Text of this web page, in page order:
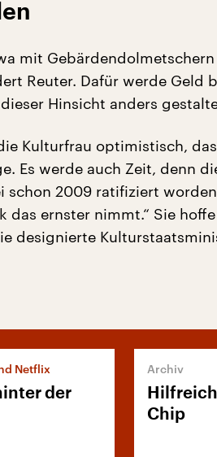
mit
Reuter. Dafür werde Geld
Hinsicht anders
Kulturfrau optimistisch,
Es werde auch Zeit, denn
schon 2009 ratifiziert
das ernster nimmt.“ Sie
designierte
Netflix
der
Chip